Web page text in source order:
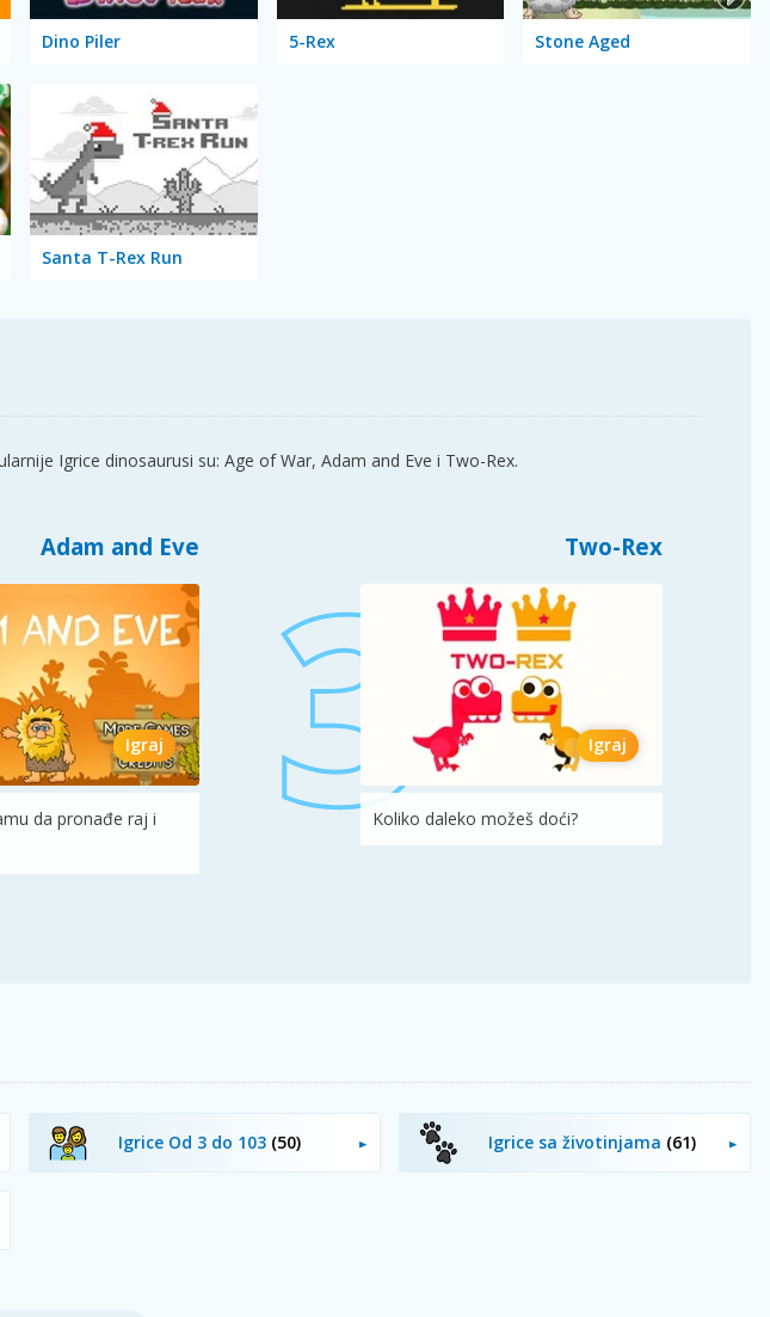
Dino Piler 5-Rex Stone Aged
Santa T-Rex Run
Igrice dinosaurusi su: Age of War, Adam and Eve i Two-Rex.
Adam and Eve
Igraj
da pronađe raj i
Two-Rex
Igraj
Koliko daleko možeš doći?
Igrice Od 3 do 103 (50) Igrice sa životinjama (61)